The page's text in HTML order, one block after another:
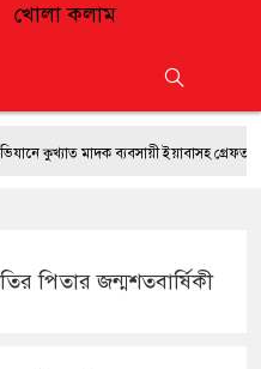
খোলা কলাম
মাদক ব্যবসায়ী ইয়াবাসহ গ্রেফতার
পিতার জন্মশতবার্ষিকী